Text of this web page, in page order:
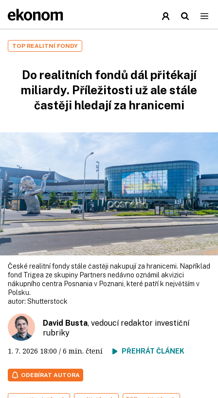
TOP REALITNÍ FONDY
Do realitních fondů dál přitékají
miliardy. Příležitosti už ale stále
častěji hledají za hranicemi
České realitní fondy stále častěji nakupují za hranicemi. Například
fond Trigea ze skupiny Partners nedávno oznámil akvizici
nákupního centra Posnania v Poznani, které patří k největším v
Polsku.
autor: Shutterstock
David Busta, vedoucí redaktor investiční
rubriky
1. 7. 2026 18:00 / 6 min. čtení PŘEHRÁT ČLÁNEK
ODEBÍRAT AUTORA